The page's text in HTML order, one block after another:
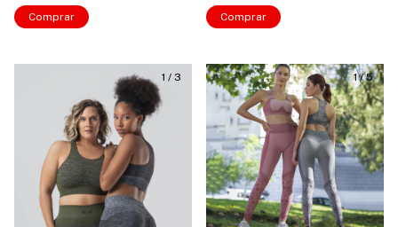
Comprar Comprar
1 / 3 1/5